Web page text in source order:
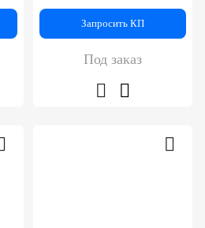
Запросить КП
Под заказ